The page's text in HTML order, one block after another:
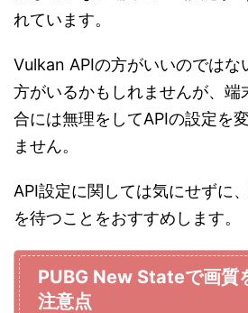
れています。
Vulkan APIの方がいいのではな
方がいるかもしれませんが、端
合には無理をしてAPIの設定を
ません。
API設定に関しては気にせずに
を待つことをおすすめします。
PUBG New Stateで画質
注意点